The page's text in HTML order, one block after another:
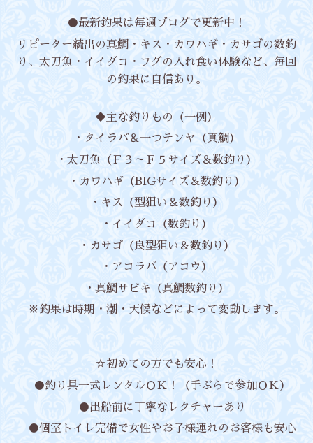
●最新釣果は毎週ブログで更新中！
リピーター続出の真鯛・キス・カワハギ・カサゴの数釣
り、太刀魚・イイダコ・フグの入れ食い体験など、毎回
の釣果に自信あり。
◆主な釣りもの（一例）
・タイラバ＆一つテンヤ（真鯛）
・太刀魚（Ｆ３～Ｆ５サイズ＆数釣り）
・カワハギ（BIGサイズ＆数釣り）
・キス（型狙い＆数釣り）
・イイダコ（数釣り）
・カサゴ（良型狙い＆数釣り）
・アコラバ（アコウ）
・真鯛サビキ（真鯛数釣り）
※釣果は時期・潮・天候などによって変動します。
☆初めての方でも安心！
●釣り具一式レンタルＯＫ！（手ぶらで参加ＯＫ）
●出船前に丁寧なレクチャーあり
●個室トイレ完備で女性やお子様連れのお客様も安心